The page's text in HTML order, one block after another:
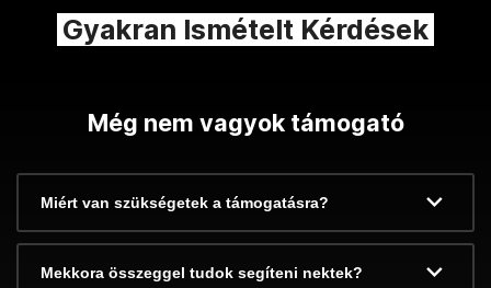
Gyakran Ismételt Kérdések
Még nem vagyok támogató
Miért van szükségetek a támogatásra?
Mekkora összeggel tudok segíteni nektek?